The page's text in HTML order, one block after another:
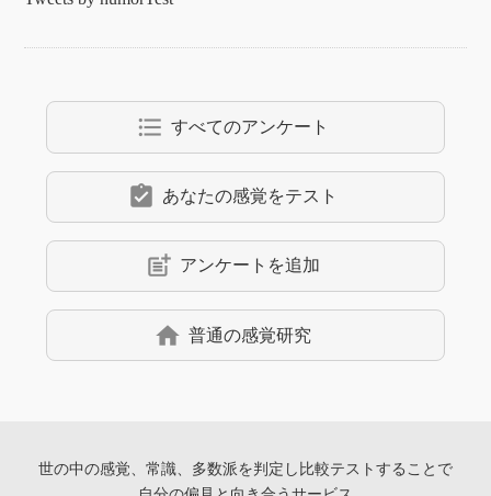
format_list_bulleted すべてのアンケート
assignment_turned_in あなたの感覚をテスト
post_add アンケートを追加
home 普通の感覚研究
世の中の感覚、常識、多数派を判定し比較テストすることで